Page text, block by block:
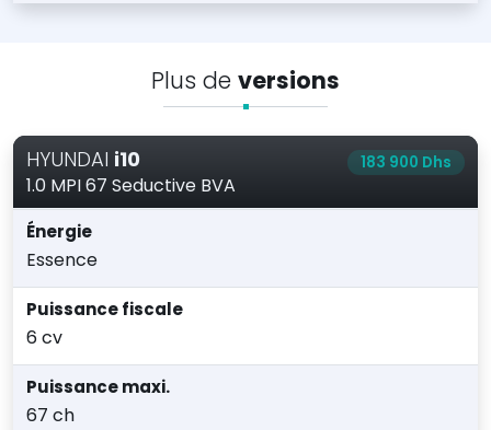
Plus de versions
HYUNDAI i10
1.0 MPI 67 Seductive BVA
183 900 Dhs
Énergie
Essence
Puissance fiscale
6 cv
Puissance maxi.
67 ch